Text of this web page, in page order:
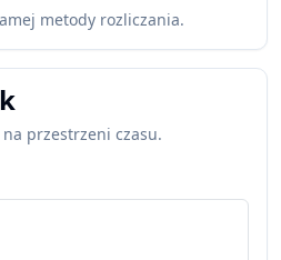
metody rozliczania.
przestrzeni czasu.